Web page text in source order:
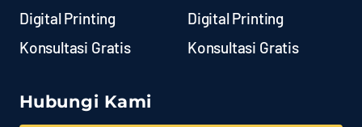
Digital Printing
Konsultasi Gratis
Digital Printing
Konsultasi Gratis
Hubungi Kami